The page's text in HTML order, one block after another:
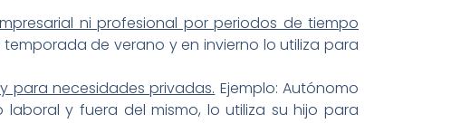
ni profesional por periodos de tiempo
de verano y en invierno lo utiliza para
para necesidades privadas. Ejemplo: Autónomo
y fuera del mismo, lo utiliza su hijo para